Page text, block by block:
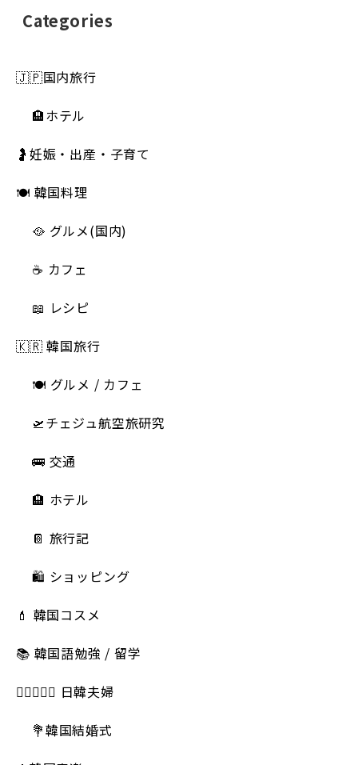
Categories
🇯🇵国内旅行
🏨ホテル
🤰妊娠・出産・子育て
🍽 韓国料理
🥘 グルメ(国内)
☕️ カフェ
📖 レシピ
🇰🇷 韓国旅行
🍽 グルメ / カフェ
🛫チェジュ航空旅研究
🚌 交通
🏨 ホテル
📔 旅行記
🛍️ ショッピング
💄 韓国コスメ
📚 韓国語勉強 / 留学
👩🏻‍❤️‍👨🏻 日韓夫婦
💐韓国結婚式